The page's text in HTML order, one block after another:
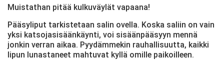
Muistathan pitää kulkuväylät vapaana!
Pääsyliput tarkistetaan salin ovella. Koska saliin on vain
yksi katsojasisäänkäynti, voi sisäänpääsyyn mennä
jonkin verran aikaa. Pyydämmekin rauhallisuutta, kaikki
lipun lunastaneet mahtuvat kyllä omille paikoilleen.